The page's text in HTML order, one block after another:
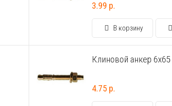
3.99 р.
В корзину
Клиновой анкер 6х65
4.75 р.